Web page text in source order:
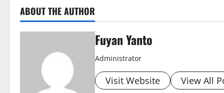
ABOUT THE AUTHOR
Fuyan Yanto
Administrator
Visit Website View All